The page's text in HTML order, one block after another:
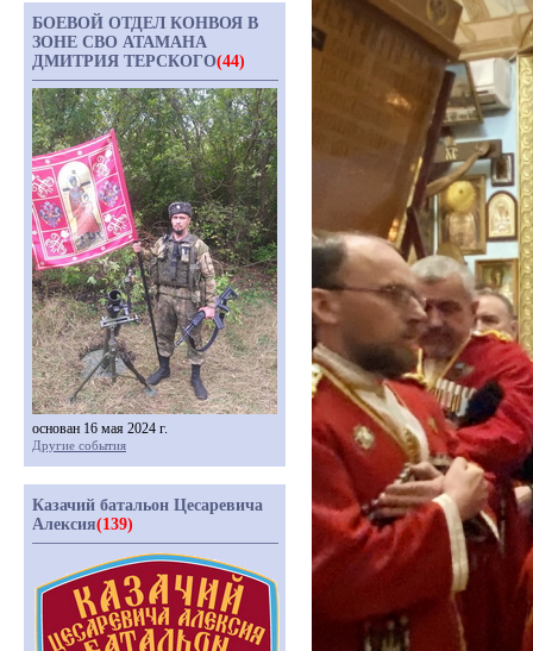
БОЕВОЙ ОТДЕЛ КОНВОЯ В
ЗОНЕ СВО АТАМАНА
ДМИТРИЯ ТЕРСКОГО(44)
основан 16 мая 2024 г.
Другие события
Казачий батальон Цесаревича
Алексия(139)